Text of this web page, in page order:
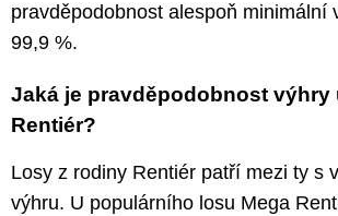
pravděpodobnost alespoň minimální
99,9 %.
Jaká je pravděpodobnost výhry
Rentiér?
Losy z rodiny Rentiér patří mezi ty s
výhru. U populárního losu Mega